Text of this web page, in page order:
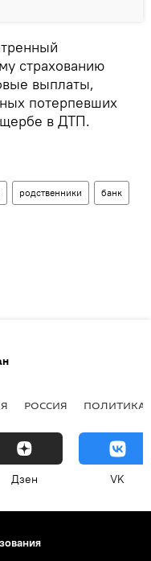
страхованию
выплаты,
потерпевших
в ДТП.
родственники банк
РОССИЯ ПОЛИТИКА
Дзен VK